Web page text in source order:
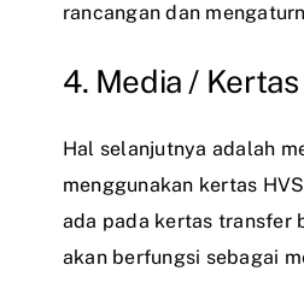
rancangan dan
4. Media /
Hal selanjutnya adalah
menggunakan kertas
ada pada kertas transfer
akan berfungsi sebagai